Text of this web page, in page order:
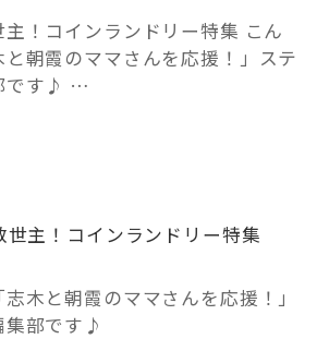
！コインランドリー特集 こん
朝霞のママさんを応援！」ステ
です♪ …
世主！コインランドリー特集
木と朝霞のママさんを応援！」
集部です♪